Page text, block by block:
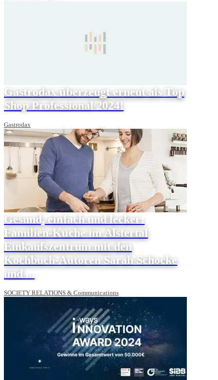
Gastrodax überzeugt erneut als Top
Shop Professional 2024!
Gastrodax
Gesund, einfach und lecker:
Familien-Küche im Alstertal
Einkaufszentrum mit den
Kochbuch-Autoren Sarah Schocke
und ...
SOCIETY RELATIONS & Communications